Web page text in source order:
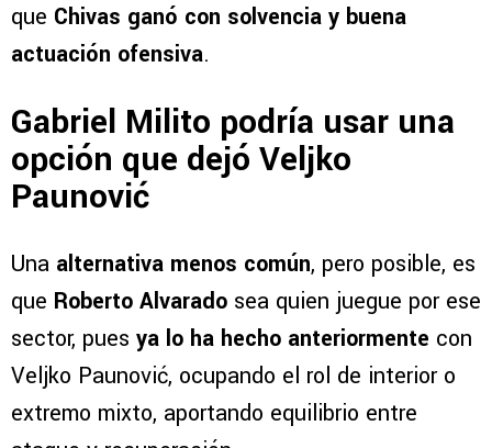
que Chivas ganó con solvencia y buena
actuación ofensiva.
Gabriel Milito podría usar una
opción que dejó Veljko
Paunović
Una alternativa menos común, pero posible, es
que Roberto Alvarado sea quien juegue por ese
sector, pues ya lo ha hecho anteriormente con
Veljko Paunović, ocupando el rol de interior o
extremo mixto, aportando equilibrio entre